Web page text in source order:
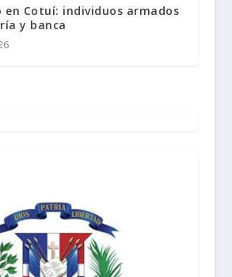
en Cotuí: individuos armados
y banca